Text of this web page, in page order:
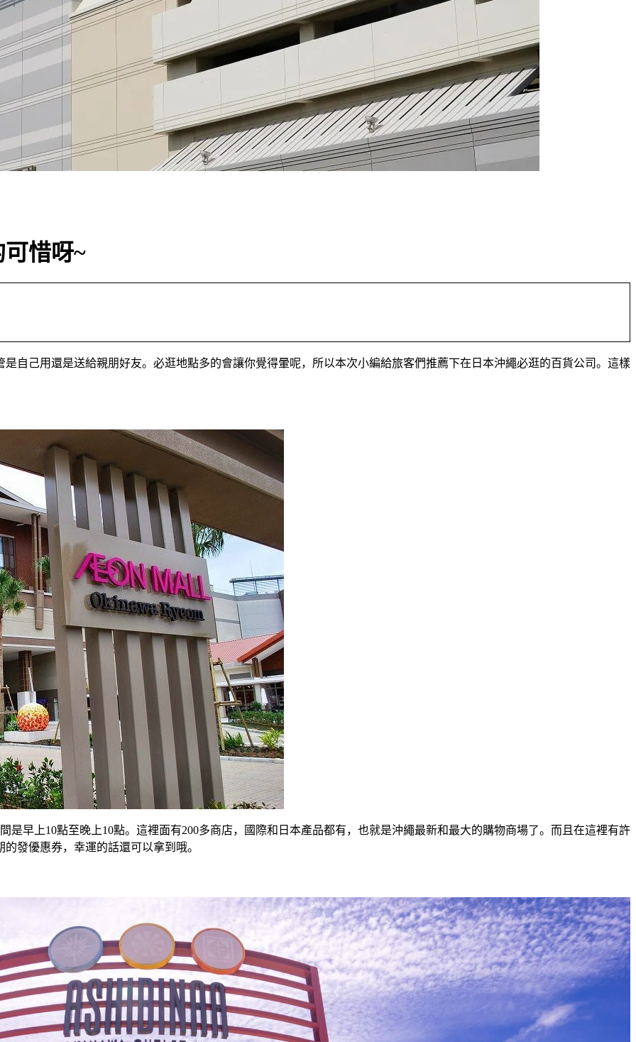
惜呀~
自己用還是送給親朋好友。必逛地點多的會讓你覺得暈呢，所以本次小編給旅客們推薦下在日本沖繩必逛的百貨公司。這樣
是早上10點至晚上10點。這裡面有200多商店，國際和日本產品都有，也就是沖繩最新和最大的購物商場了。而且在這裡有許
發優惠券，幸運的話還可以拿到哦。